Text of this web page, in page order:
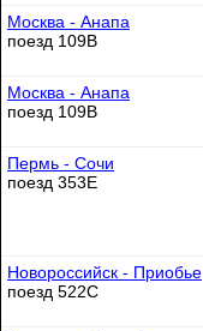
Москва - Анапа
поезд 109В
Москва - Анапа
поезд 109В
Пермь - Сочи
поезд 353Е
Новороссийск - Приобье
поезд 522С